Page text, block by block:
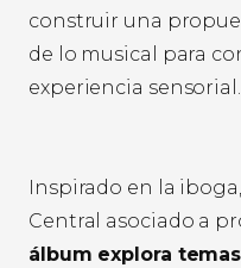
construir una
de lo musical para
experiencia sensorial.
Inspirado en la
Central asociado a
álbum explora